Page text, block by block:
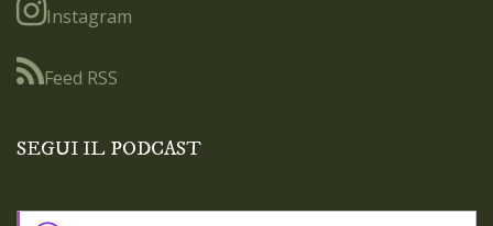
Instagram
Feed RSS
SEGUI IL PODCAST